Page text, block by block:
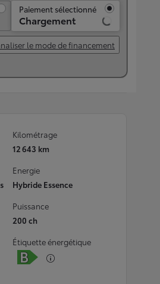
Paiement sélectionné
Chargement
le mode de financement
Kilométrage
12 643 km
Energie
Hybride Essence
Puissance
200 ch
Étiquette énergétique